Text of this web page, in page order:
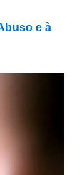
e à